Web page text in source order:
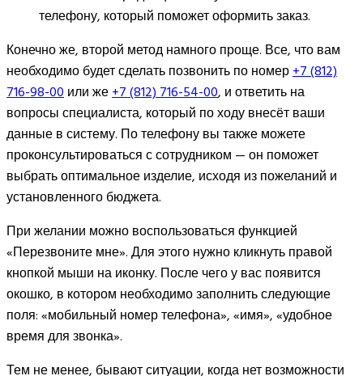
телефону, который поможет оформить заказ.
Конечно же, второй метод намного проще. Все, что вам
необходимо будет сделать позвонить по номер+7 (812)
716-98-00или же+7 (812) 716-54-00, и ответить на
вопросы специалиста, который по ходу внесёт ваши
данные в систему. По телефону вы также можете
проконсультироваться с сотрудником — он поможет
выбрать оптимальное изделие, исходя из пожеланий и
установленного бюджета.
При желании можно воспользоваться функцией
«Перезвоните мне». Для этого нужно кликнуть правой
кнопкой мыши на иконку. После чего у вас появится
окошко, в котором необходимо заполнить следующие
поля: «мобильный номер телефона», «имя», «удобное
время для звонка».
Тем не менее, бывают ситуации, когда нет возможности